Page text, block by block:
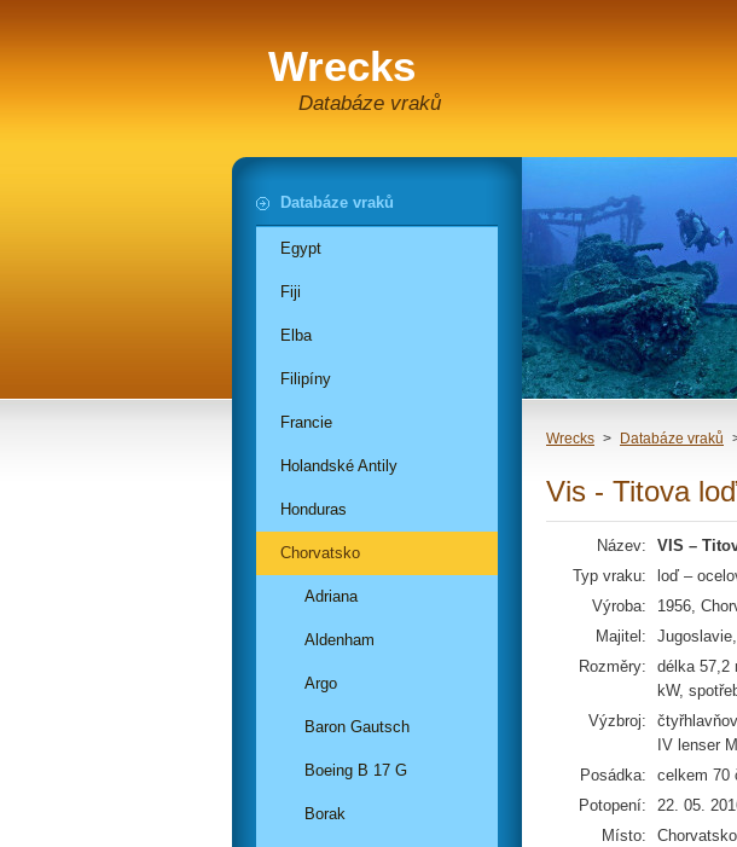
Wrecks
Databáze vraků
Wrecks > Databáze vraků
Vis - Titova loď
Název:
VIS –
Typ vraku:
loď –
Výroba:
1956,
Majitel:
Rozměry:
délka 57,2
kW,
Výzbroj:
IV lenser
Posádka:
celkem 70
Potopení:
22. 05.
Místo:
Databáze vraků
Egypt
Fiji
Elba
Filipíny
Francie
Holandské Antily
Honduras
Chorvatsko
Adriana
Aldenham
Argo
Baron Gautsch
Boeing B 17 G
Borak